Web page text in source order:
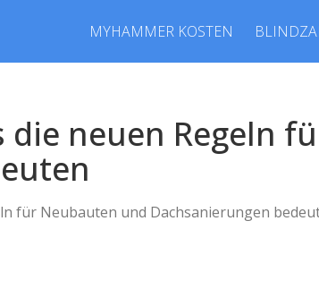
MYHAMMER KOSTEN
neuen Regeln
für Neubauten und Dachsanierungen